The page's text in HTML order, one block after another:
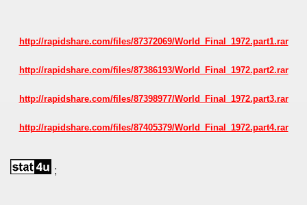
http://rapidshare.com/files/87372069/World_Final_1972.part1.rar
http://rapidshare.com/files/87386193/World_Final_1972.part2.rar
http://rapidshare.com/files/87398977/World_Final_1972.part3.rar
http://rapidshare.com/files/87405379/World_Final_1972.part4.rar
;
- 1970
Qualifications) - 1972